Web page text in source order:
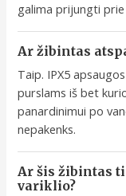
galima prijungti
Ar žibintas
Taip. IPX5
purslams iš bet
panardinimui po
nepakenks.
Ar šis žibintas
variklio?